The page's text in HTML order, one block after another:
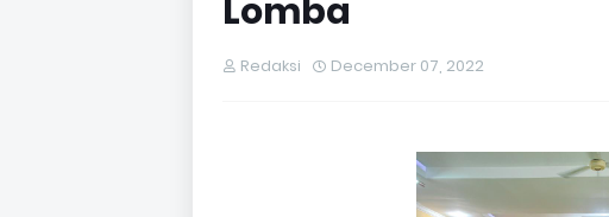
Lomba
Redaksi December 07, 2022